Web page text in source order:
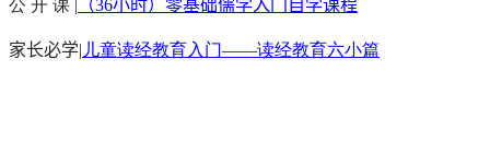
公 开 课 | （36小时）零基础儒学入门自学课程
家长必学| 儿童读经教育入门——读经教育六小篇